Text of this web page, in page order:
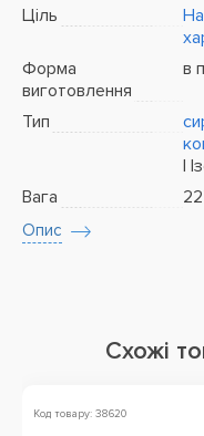
Ціль
Форма
виготовлення
в
Тип
|
Вага
Опис
Схожі
Код товару: 38620